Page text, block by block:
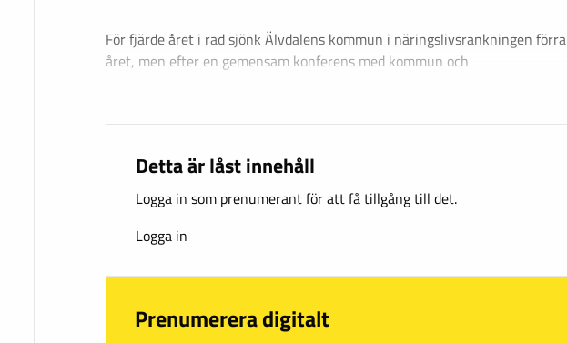
För fjärde året i rad sjönk Älvdalens kommun i näringslivsrankningen förra
året, men efter en gemensam konferens med kommun och
Detta är låst innehåll
Logga in som prenumerant för att få tillgång till det.
Logga in
Prenumerera digitalt